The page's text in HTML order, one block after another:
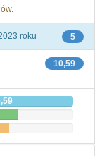
5
roku
10,59